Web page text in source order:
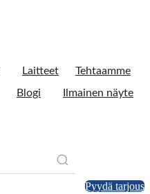
Laitteet
Tehtaamme
Blogi
Ilmainen näyte
Pyydä tarjous